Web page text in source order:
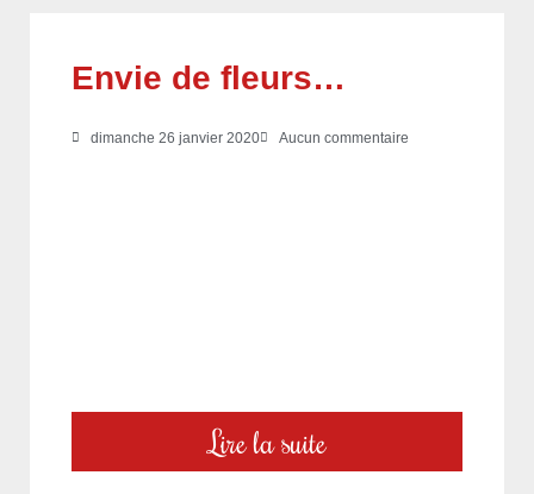
Envie de fleurs…
dimanche 26 janvier 2020 Aucun commentaire
Lire la suite